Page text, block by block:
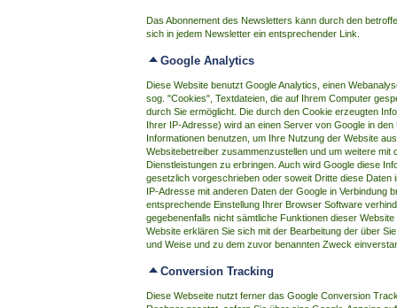
Das Abonnement des Newsletters kann durch den
sich in jedem Newsletter ein entsprechender Link.
Google Analytics
Diese Website benutzt Google Analytics, einen
sog. "Cookies", Textdateien, die auf Ihrem Computer
durch Sie ermöglicht. Die durch den Cookie erzeugten
Ihrer IP-Adresse) wird an einen Server von Google in
Informationen benutzen, um Ihre Nutzung der Website
Websitebetreiber zusammenzustellen und um weitere
Dienstleistungen zu erbringen. Auch wird Google diese
gesetzlich vorgeschrieben oder soweit Dritte diese
IP-Adresse mit anderen Daten der Google in Verbindung
entsprechende Einstellung Ihrer Browser Software
gegebenenfalls nicht sämtliche Funktionen dieser
Website erklären Sie sich mit der Bearbeitung der über
und Weise und zu dem zuvor benannten Zweck
Conversion Tracking
Diese Webseite nutzt ferner das Google Conversion